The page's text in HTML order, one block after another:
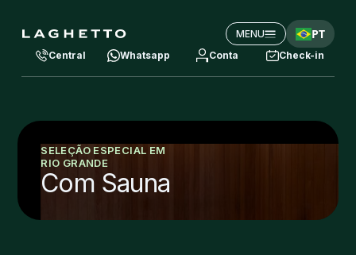
MENU PT
Central Whatsapp Conta Check-in
SELEÇÃO ESPECIAL EM
RIO GRANDE
Com Sauna